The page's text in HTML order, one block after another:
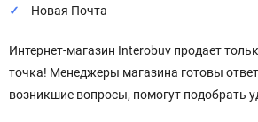
Новая Почта
Интернет-магазин Interobuv продает
точка! Менеджеры магазина готовы
возникшие вопросы, помогут подобрать